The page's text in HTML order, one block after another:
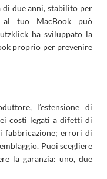
di due anni, stabilito per
al tuo MacBook può
ha sviluppato la
proprio per prevenire
l’estensione di
costi legati a difetti di
fabbricazione; errori di
Puoi scegliere
la garanzia: uno, due